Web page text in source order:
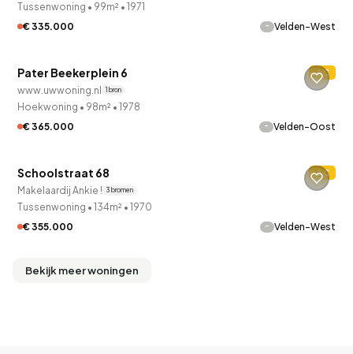
Tussenwoning • 99m² • 1971
€ 335.000
- Velden-West
Verkocht onder voorbehoud
QUICKLANE™
Pater Beekerplein 6 C
www.uwwoning.nl 1 bron
Hoekwoning • 98m² • 1978
€ 365.000
- Velden-Oost
QUICKLANE™
Schoolstraat 68 C
Makelaardij Ankie ! 3 bronnen
Tussenwoning • 134m² • 1970
€ 355.000
- Velden-West
Bekijk meer woningen